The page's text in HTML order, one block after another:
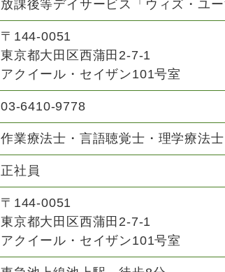
放課後等デイサービス「ウィズ・ユ
〒144-0051
東京都大田区西蒲田2-7-1
アクイール・セイザン101号室
03-6410-9778
作業療法士・言語聴覚士・理学療法士
正社員
〒144-0051
東京都大田区西蒲田2-7-1
アクイール・セイザン101号室